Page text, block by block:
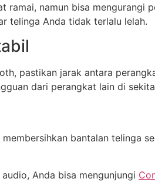
namun bisa mengurangi
telinga Anda tidak terlalu lelah.
pastikan jarak antara
dari perangkat lain di
bantalan telinga
Anda bisa mengunjungi